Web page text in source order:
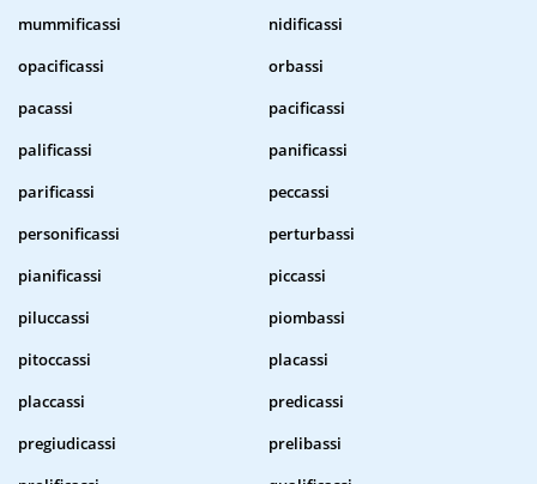
mummificassi
nidificassi
opacificassi
orbassi
pacassi
pacificassi
palificassi
panificassi
parificassi
peccassi
personificassi
perturbassi
pianificassi
piccassi
piluccassi
piombassi
pitoccassi
placassi
placcassi
predicassi
pregiudicassi
prelibassi